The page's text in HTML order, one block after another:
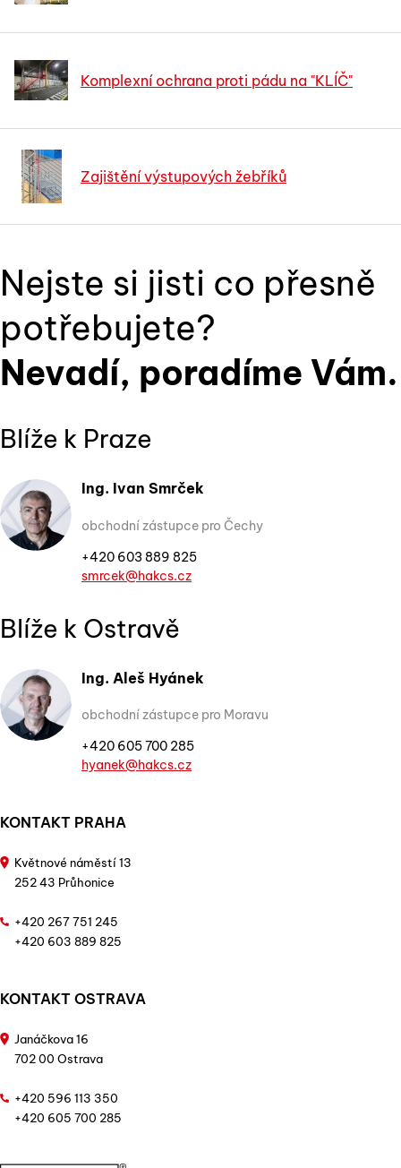
Komplexní ochrana proti pádu na "KLÍČ"
Zajištění výstupových žebříků
Nejste si jisti co přesně
potřebujete?
Nevadí, poradíme Vám.
Blíže k Praze
Ing. Ivan Smrček
obchodní zástupce pro Čechy
+420 603 889 825
smrcek@hakcs.cz
Blíže k Ostravě
Ing. Aleš Hyánek
obchodní zástupce pro Moravu
+420 605 700 285
hyanek@hakcs.cz
KONTAKT PRAHA
Květnové náměstí 13
252 43 Průhonice
+420 267 751 245
+420 603 889 825
KONTAKT OSTRAVA
Janáčkova 16
702 00 Ostrava
+420 596 113 350
+420 605 700 285